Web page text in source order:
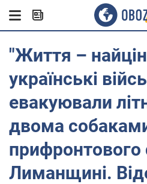
"Життя –
українські
евакуювали
двома
Лиманщині.